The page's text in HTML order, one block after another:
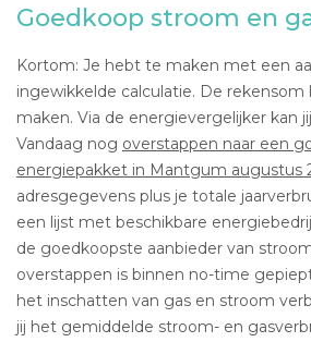
Goedkoop stroom en
Kortom: Je hebt te maken met een
ingewikkelde calculatie. De
maken. Via de energievergelijker kan
Vandaag nog overstappen naar een
energiepakket in Mantgum augustus
adresgegevens plus je totale
een lijst met beschikbare
de goedkoopste aanbieder van
overstappen is binnen no-time
het inschatten van gas en stroom
jij het gemiddelde stroom- en